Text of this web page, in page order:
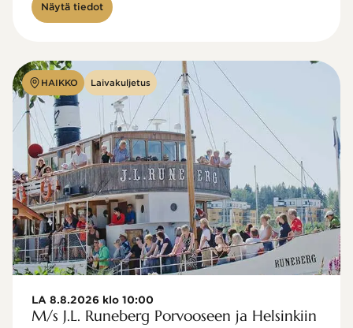
Näytä tiedot
HAIKKO Laivakuljetus
LA 8.8.2026 klo 10:00
M/s J.L. Runeberg Porvooseen ja Helsinkiin